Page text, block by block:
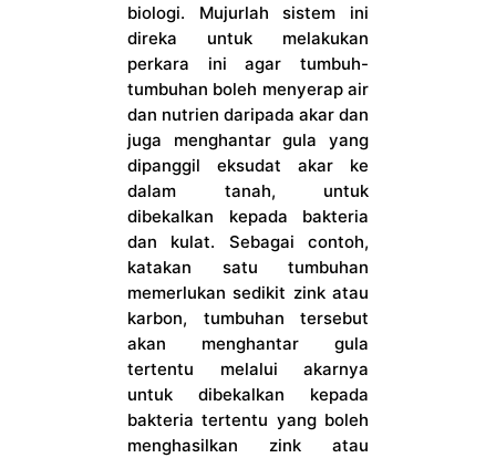
biologi. Mujurlah sistem ini
direka untuk melakukan
perkara ini agar tumbuh-
tumbuhan boleh menyerap air
dan nutrien daripada akar dan
juga menghantar gula yang
dipanggil eksudat akar ke
dalam tanah, untuk
dibekalkan kepada bakteria
dan kulat. Sebagai contoh,
katakan satu tumbuhan
memerlukan sedikit zink atau
karbon, tumbuhan tersebut
akan menghantar gula
tertentu melalui akarnya
untuk dibekalkan kepada
bakteria tertentu yang boleh
menghasilkan zink atau